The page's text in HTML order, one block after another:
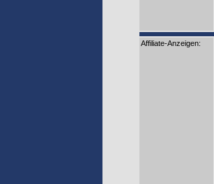
Affiliate-Anzeigen: